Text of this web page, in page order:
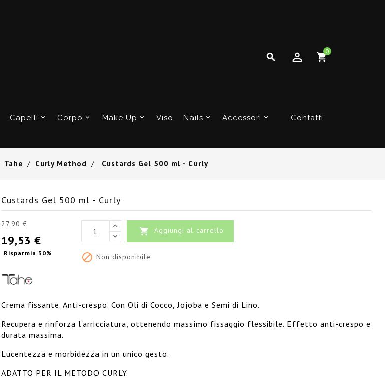
0

Capelli Corpo Make Up Viso Nails Accessori Contatti
Tahe Curly Method Custards Gel 500 ml - Curly
Custards Gel 500 ml - Curly
27,90 €
19,53 €
Risparmia 30%
 Aggiungi al carrello
 Non disponibile
Crema fissante. Anti-crespo. Con Oli di Cocco, Jojoba e Semi di Lino.
Recupera e rinforza l'arricciatura, ottenendo massimo fissaggio flessibile. Effetto anti-crespo e
durata massima.
Lucentezza e morbidezza in un unico gesto.
ADATTO PER IL METODO CURLY.